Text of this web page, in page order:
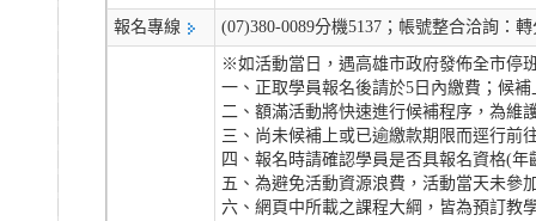
報名專線 (07)380-0089分機5137；帳號整合洽詢：轉
※如活動當日，遇高雄市政府發佈全市停
一、正取學員報名後請於5日內繳費；候
二、額滿活動將快速進行候補程序，為維
三、尚未候補上或已逾繳款期限而逕行前
四、報名時請確認學員是否具報名資格(
五、為避免活動資源浪費，活動當天未參
六、網頁中所載之課程大綱，皆為預訂教